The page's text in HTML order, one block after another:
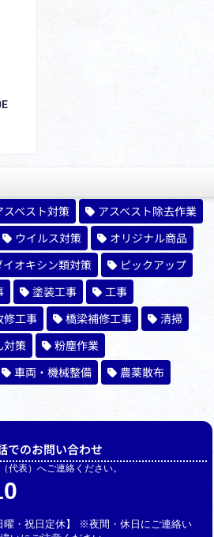
スベスト対策
アスベスト除去作業
ウイルス対策
オリジナル商品
イオキシン類対策
ピックアップ
塗装工事
工事
修工事 橋梁補修工事
清掃
対策
粉塵作業
車両・機械整備
農薬散布
でのお問い合わせ
代表）へご連絡ください。
・祝日定休】 ※夜間・休日にご連絡い